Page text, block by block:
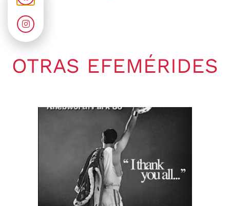
OTRAS EFEMÉRIDES
Gaby Ponchs
agosto 9, 2026
No hay comentarios
09 de agosto de 1969. Se publica